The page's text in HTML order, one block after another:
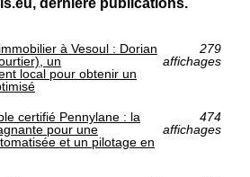
dernière publications.
à Vesoul : Dorian
un
local pour obtenir un
279
affichages
certifié Pennylane : la
pour une
et un pilotage en
474
affichages